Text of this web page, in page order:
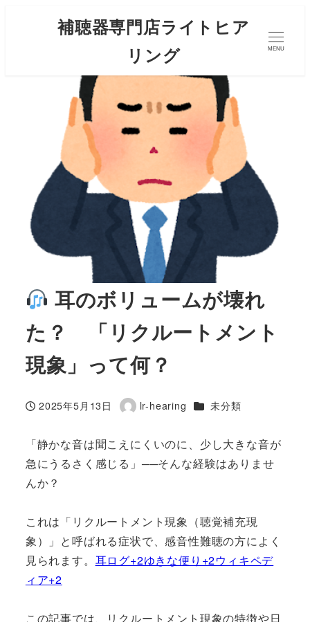
補聴器専門店ライトヒア
リング
MENU
耳のボリュームが壊れ
た？ 「リクルートメント
現象」って何？
投稿日
2025年5月13日
著
lr-hearing カテゴリー
未分類
「静かな音は聞こえにくいのに、少し大きな音が
急にうるさく感じる」──そんな経験はありませ
んか？
これは「リクルートメント現象（聴覚補充現
象）」と呼ばれる症状で、感音性難聴の方によく
見られます。 耳ログ+2ゆきな便り+2ウィキペデ
ィア+2
この記事では、リクルートメント現象の特徴や日